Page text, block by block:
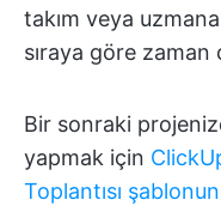
takım veya
sıraya göre zaman
Bir sonraki
yapmak için
Toplantısı